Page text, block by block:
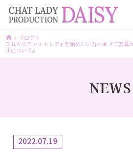
ブログ
これからチャットレディを始めたい方へ★『ご応募
ルについて』
NEWS
2022.07.19